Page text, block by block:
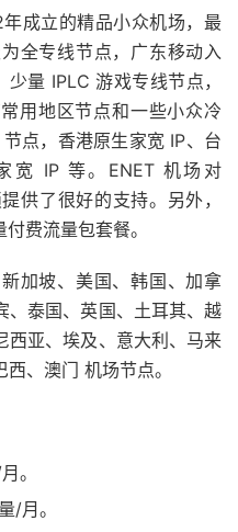
成立的精品小众机场，最
全专线节点，广东移动入
量 IPLC 游戏专线节点，
用地区节点和一些小众冷
点，香港原生家宽 IP、台
宽 IP 等。ENET 机场对
供了很好的支持。另外，
费流量包套餐。
加坡、美国、韩国、加拿
、泰国、英国、土耳其、越
西亚、埃及、意大利、马来
、澳门 机场节点。
。
/月。